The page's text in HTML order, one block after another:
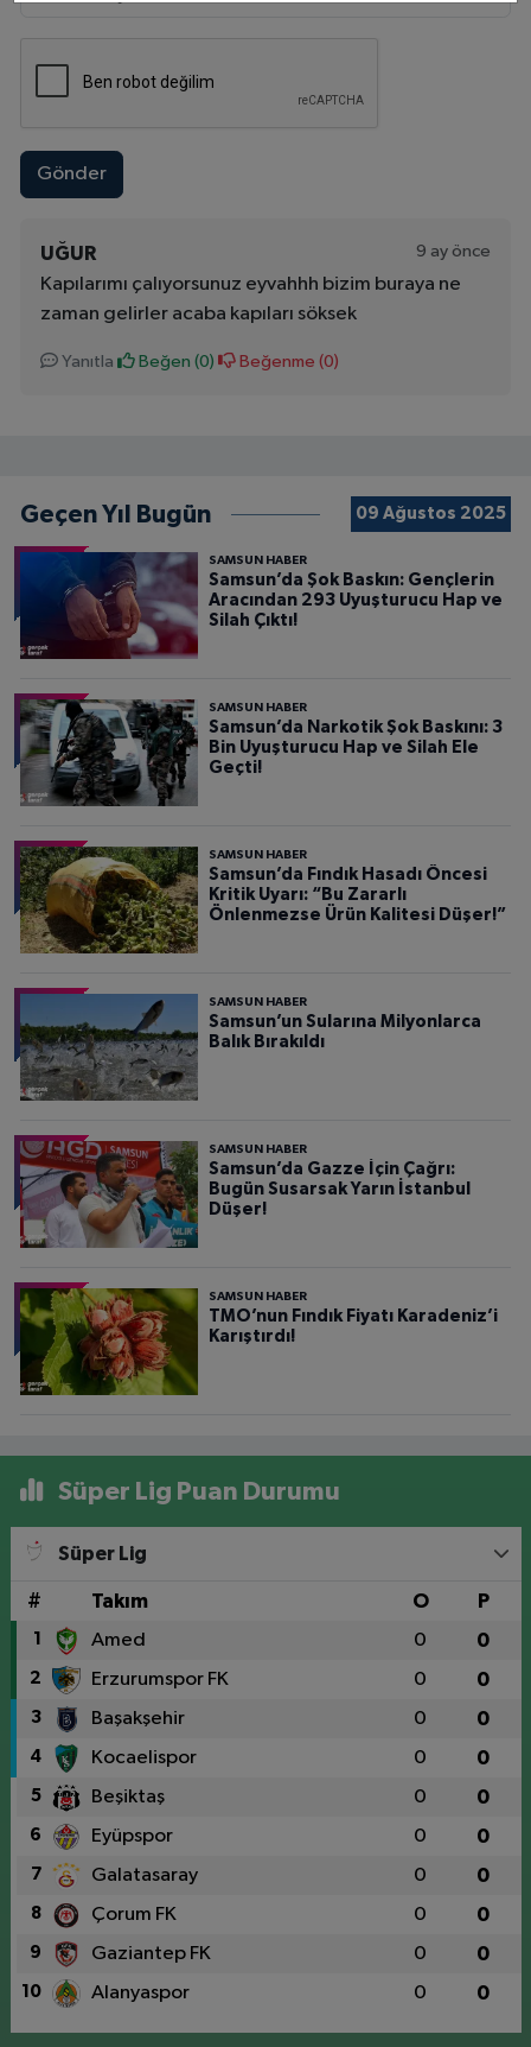
Gönder
UĞUR 9 ay önce
Kapılarımı çalıyorsunuz eyvahhh bizim buraya ne
zaman gelirler acaba kapıları söksek
Yanıtla Beğen (0) Beğenme (0)
Geçen Yıl Bugün 09 Ağustos 2025
SAMSUN HABER
Samsun’da Şok Baskın: Gençlerin
Aracından 293 Uyuşturucu Hap ve
Silah Çıktı!
SAMSUN HABER
Samsun’da Narkotik Şok Baskını: 3
Bin Uyuşturucu Hap ve Silah Ele
Geçti!
SAMSUN HABER
Samsun’da Fındık Hasadı Öncesi
Kritik Uyarı: “Bu Zararlı
Önlenmezse Ürün Kalitesi Düşer!”
SAMSUN HABER
Samsun’un Sularına Milyonlarca
Balık Bırakıldı
SAMSUN HABER
Samsun’da Gazze İçin Çağrı:
Bugün Susarsak Yarın İstanbul
Düşer!
SAMSUN HABER
TMO’nun Fındık Fiyatı Karadeniz’i
Karıştırdı!
Süper Lig Puan Durumu
Süper Lig
# Takım O P
1 Amed 0 0
2 Erzurumspor FK 0 0
3 Başakşehir 0 0
4 Kocaelispor 0 0
5 Beşiktaş 0 0
6 Eyüpspor 0 0
7 Galatasaray 0 0
8 Çorum FK 0 0
9 Gaziantep FK 0 0
10 Alanyaspor 0 0